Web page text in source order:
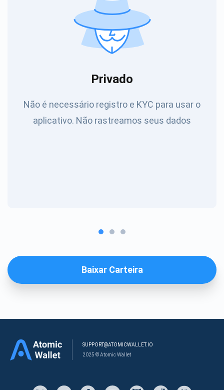
Privado
Não é necessário registro e KYC para usar o
aplicativo. Não rastreamos seus dados
Baixar Carteira
SUPPORT@ATOMICWALLET.IO
2025 © Atomic Wallet